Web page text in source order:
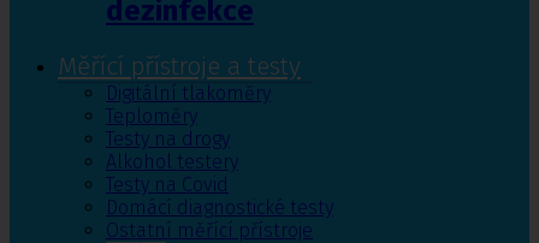
dezinfekce
Měřící přístroje a testy
Digitální tlakoměry
Teploměry
Testy na drogy
Alkohol testery
Testy na Covid
Domácí diagnostické testy
Ostatní měřící přístroje